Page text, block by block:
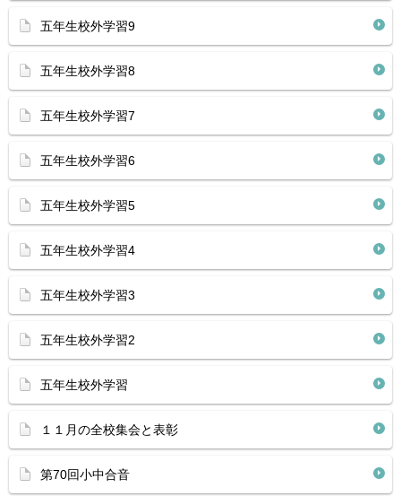
五年生校外学習9
五年生校外学習8
五年生校外学習7
五年生校外学習6
五年生校外学習5
五年生校外学習4
五年生校外学習3
五年生校外学習2
五年生校外学習
１１月の全校集会と表彰
第70回小中合音